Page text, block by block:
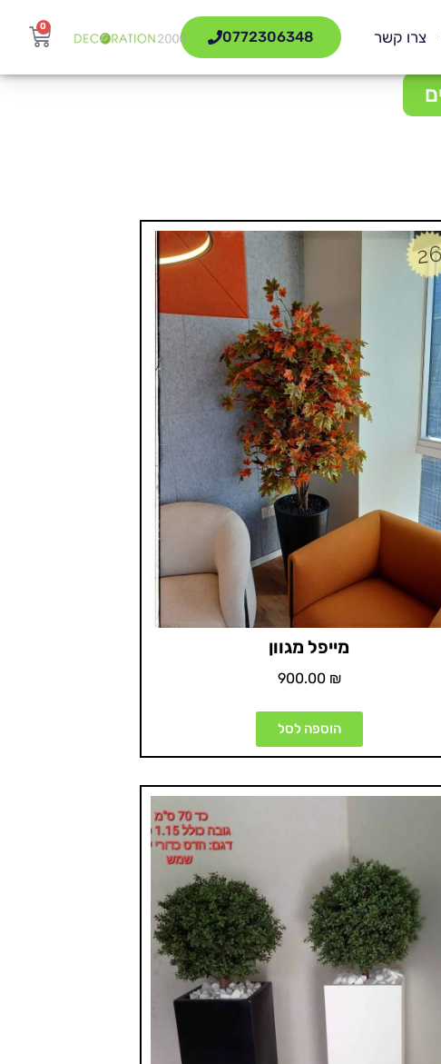
צרו קשר 0772306348
0
מייפל מגוון
900.00 ₪
הוספה לסל